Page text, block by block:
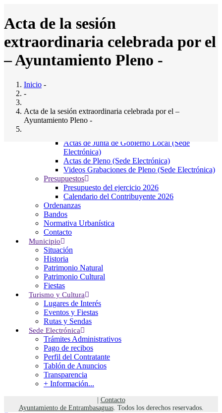
al
contenido
Main
navigation
Inicio
Saludo al Alcalde
El Ayto. Informa
Noticias
Direcciones y teléfonos de Interés
Actas de Junta de Gobierno Local (Sede
Electrónica)
Actas de Pleno (Sede Electrónica)
Videos Grabaciones de Pleno (Sede Electrónica)
Presupuestos
Presupuesto del ejercicio 2026
Calendario del Contribuyente 2026
Ordenanzas
Bandos
Normativa Urbanística
Contacto
Municipio
Situación
Historia
Patrimonio Natural
Patrimonio Cultural
Fiestas
Turismo y Cultura
Lugares de Interés
Eventos y Fiestas
Rutas y Sendas
Sede Electrónica
Trámites Administrativos
Pago de recibos
Perfil del Contratante
Tablón de Anuncios
Transparencia
+ Información...
Acta de la sesión
extraordinaria celebrada por el
– Ayuntamiento Pleno -
Inicio -
-
Acta de la sesión extraordinaria celebrada por el –
Ayuntamiento Pleno -
Jue, 30/06/2011 - 12:00
Adjunto
Tamaño
2011-JUNIO-30-extraordinario.pdf (1.35 MB) 1.35 MB
Localización
Bº El Sedillo, 9, 39715
Entrambasaguas
CANTABRIA
Tel: (+34) 942 524 021
Fax: (+34) 942 524 061
entrambasaguas@entrambasaguas.org
Noticias
Calendario del Contribuyente 2026
Normativa Urbanística
Calendario Punto Limpio Móvil 2026
Bono Social de Electricidad
El Tiempo
Weather details can not be fetched from
OpenWeathermap.org.
Contacto
Ayuntamiento de Entrambasaguas. Todos los derechos reservados.